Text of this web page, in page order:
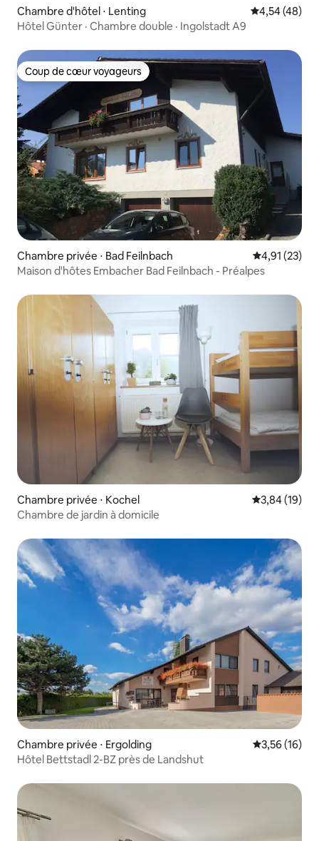
Chambre d'hôtel ⋅ Lenting Évaluation
4,54 (48)
Hôtel Günter · Chambre double · Ingolstadt A9
Coup de cœur voyageurs
Coup de cœur voyageurs
Chambre privée ⋅ Bad Feilnbach Évaluation
4,91 (23)
Maison d'hôtes Embacher Bad Feilnbach - Préalpes
Chambre privée ⋅ Kochel Évaluation
3,84 (19)
Chambre de jardin à domicile
Chambre privée ⋅ Ergolding Évaluation
3,56 (16)
Hôtel Bettstadl 2-BZ près de Landshut